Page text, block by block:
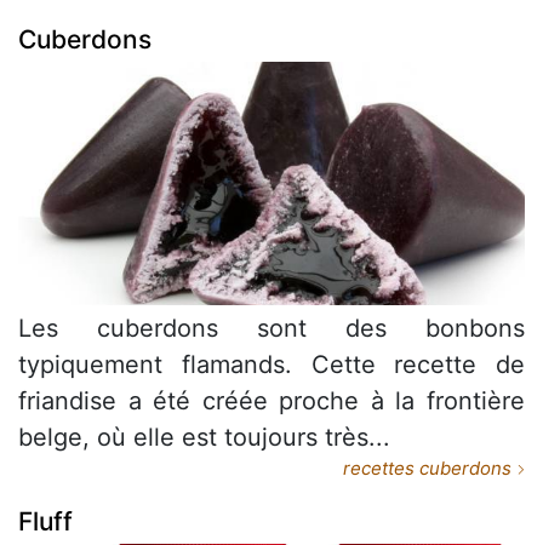
Cuberdons
Les cuberdons sont des bonbons
typiquement flamands. Cette recette de
friandise a été créée proche à la frontière
belge, où elle est toujours très...
recettes cuberdons
Fluff